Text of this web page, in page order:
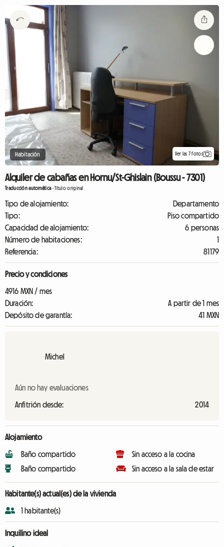
Habitación Ver las 7 fotos
Alquiler de cabañas en Hornu/St-Ghislain (Boussu - 7301)
Traducción automática-Título original
Tipo de alojamiento:
Departamento
Tipo:
Piso compartido
Capacidad de alojamiento:
6 personas
Número de habitaciones:
1
Referencia:
81179
Precio y condiciones
4916 MXN / mes
Duración:
A partir de 1 mes
Depósito de garantía:
41 MXN
Michel
Aún no hay evaluaciones
Anfitrión desde: 2014
Alojamiento
Baño compartido
Baño compartido
Sin acceso a la cocina
Sin acceso a la sala de estar
Habitante(s) actual(es) de la vivienda
1 habitante(s)
Inquilino ideal